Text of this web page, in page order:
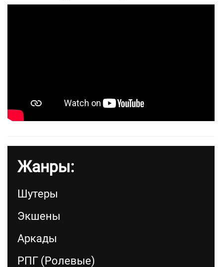
Жанры:
Шутеры
Экшены
Аркады
РПГ (Ролевые)